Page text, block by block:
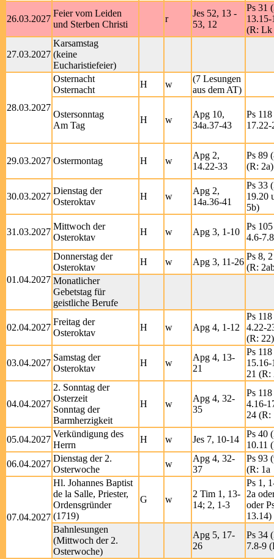
26.03.2027
Feier vom Leiden
und Sterben Christi
r
Jes 52, 13 -
53, 12
Ps 31
13.15-
(R: Lk
27.03.2027
Karsamstag
(keine
Eucharistiefeier)
28.03.2027
Osternacht
Osternacht
H w
(7 Lesungen
aus dem AT)
Ostersonntag
Am Tag
H w
Apg 10,
34a.37-43
Ps
29.03.2027 Ostermontag H w
Apg 2,
14.22-33
Ps 89
(R: 2a)
30.03.2027
Dienstag der
Osteroktav
H w
Apg 2,
14a.36-41
Ps 33
19.20
5b)
31.03.2027
Mittwoch der
Osteroktav
H w Apg 3, 1-10
Ps
4.6-
01.04.2027
Donnerstag der
Osteroktav
H w Apg 3, 11-26
Ps 8,
(R:
Monatlicher
Gebetstag für
geistliche Berufe
02.04.2027
Freitag der
Osteroktav
H w Apg 4, 1-12
Ps
4.22-
(R: 22)
03.04.2027
Samstag der
Osteroktav
H w
Apg 4, 13-
21
Ps
21 (R:
04.04.2027
2. Sonntag der
Osterzeit
Sonntag der
Barmherzigkeit
H w
Apg 4, 32-
35
Ps
4.16-
24 (R:
05.04.2027
Verkündigung des
Herrn
H w Jes 7, 10-14
Ps 40
10.11
06.04.2027
Dienstag der 2.
Osterwoche
w
Apg 4, 32-
37
Ps 93
(R: 1a
07.04.2027
Hl. Johannes Baptist
de la Salle, Priester,
Ordensgründer
(1719)
G w
2 Tim 1, 13-
14; 2, 1-3
Ps 1,
2a
oder
13.14)
Bahnlesungen
(Mittwoch der 2.
Osterwoche)
Apg 5, 17-
26
Ps 34
7.8-9